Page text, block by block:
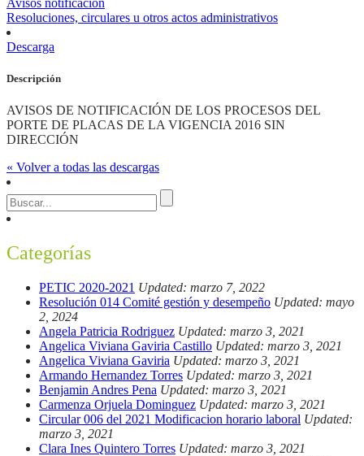
Resoluciones, circulares u otros actos administrativos
Descarga
Descripción
AVISOS DE NOTIFICACIÓN DE LOS PROCESOS DEL
PORTE DE PLACAS DE LA VIGENCIA 2016 SIN
DIRECCIÓN
« Volver a todas las descargas
Categorías
PETIC 2020-2021 Updated: marzo 7, 2022
Resolución 014 Comité gestión y desempeño Updated: mayo
2, 2024
Angela Patricia Rodriguez Updated: marzo 3, 2021
Angelica Viviana Gaviria Castillo Updated: marzo 3, 2021
Angelica Viviana Gaviria Updated: marzo 3, 2021
Armando Hernandez Torres Updated: marzo 3, 2021
Benjamin Andres Pena Updated: marzo 3, 2021
Carmenza Orjuela Dominguez Updated: marzo 3, 2021
Circular 006 del 2021 Modificacion horario laboral Updated:
marzo 3, 2021
Clara Ines Quintero Torres Updated: marzo 3, 2021